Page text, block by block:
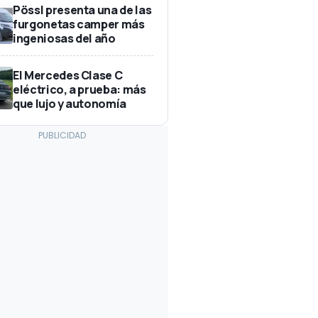
Pössl presenta una de las
furgonetas camper más
ingeniosas del año
El Mercedes Clase C
eléctrico, a prueba: más
que lujo y autonomía